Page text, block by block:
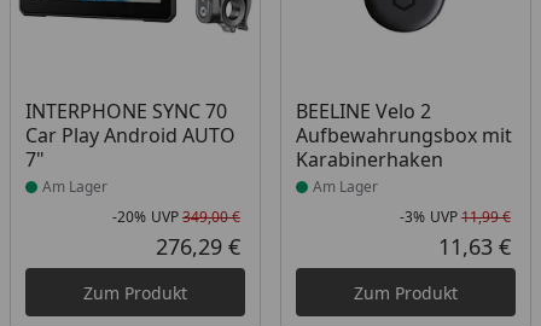
INTERPHONE SYNC 70
Car Play Android AUTO
7"
Produkt am Lager
Am Lager
Rabatt in Prozent
-20%
Ursprünglicher Preis
UVP349,00 €
Aktueller Preis
276,29 €
Zum Produkt
BEELINE Velo 2
Aufbewahrungsbox mit
Karabinerhaken
Produkt am Lager
Am Lager
-3% UVP11,99 €
11,63 €
Zum Produkt